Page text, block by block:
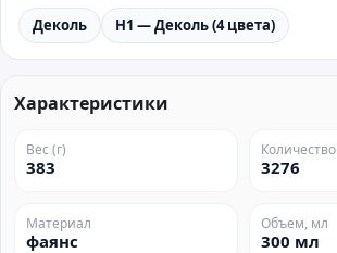
Деколь H1 — Деколь (4 цвета)
Характеристики
Вес (г)
383
Количество
3276
Материал
фаянс
Объем, мл
300 мл